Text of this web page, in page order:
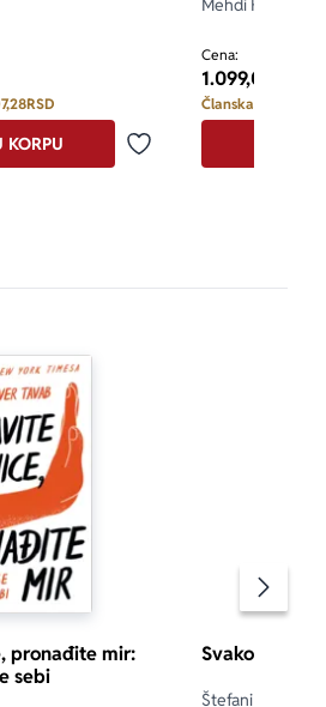
RSD
Dodaj u omiljene
KORPU
Mehdi Hasan
Cena:
1.099,00
Članska cena i do:
pronađite mir:
sebi
Svako je
Štefani Štal